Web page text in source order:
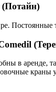
Постоянные
в аренде,